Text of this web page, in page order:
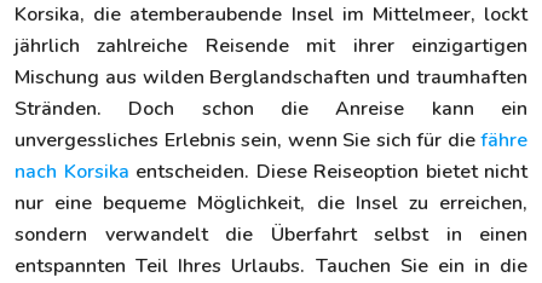
Korsika, die atemberaubende Insel im Mittelmeer, lockt
jährlich zahlreiche Reisende mit ihrer einzigartigen
Mischung aus wilden Berglandschaften und traumhaften
Stränden. Doch schon die Anreise kann ein
unvergessliches Erlebnis sein, wenn Sie sich für diefähre
nach Korsika entscheiden. Diese Reiseoption bietet nicht
nur eine bequeme Möglichkeit, die Insel zu erreichen,
sondern verwandelt die Überfahrt selbst in einen
entspannten Teil Ihres Urlaubs. Tauchen Sie ein in die